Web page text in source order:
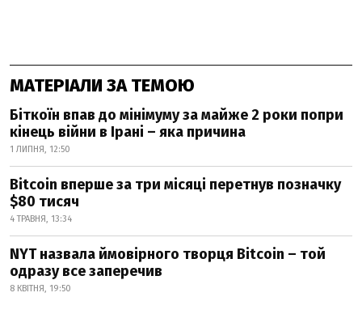
МАТЕРІАЛИ ЗА ТЕМОЮ
Біткоїн впав до мінімуму за майже 2 роки попри
кінець війни в Ірані – яка причина
1 ЛИПНЯ, 12:50
Bitcoin вперше за три місяці перетнув позначку
$80 тисяч
4 ТРАВНЯ, 13:34
NYT назвала ймовірного творця Bitcoin – той
одразу все заперечив
8 КВІТНЯ, 19:50